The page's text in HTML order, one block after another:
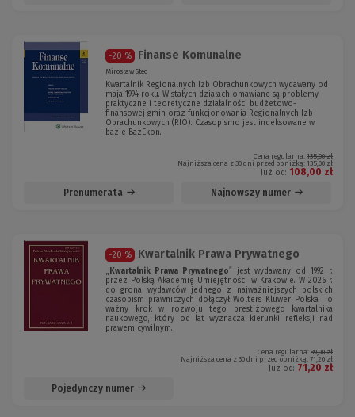
-20 % Finanse Komunalne
Mirosław Stec
Kwartalnik Regionalnych Izb Obrachunkowych wydawany od
maja 1994 roku. W stałych działach omawiane są problemy
praktyczne i teoretyczne działalności budżetowo-
finansowej gmin oraz funkcjonowania Regionalnych Izb
Obrachunkowych (RIO). Czasopismo jest indeksowane w
bazie BazEkon.
Cena regularna: 135,00 zł
Najniższa cena z 30 dni przed obniżką: 135,00 zł
Już od: 108,00 zł
Prenumerata
Najnowszy numer
-20 % Kwartalnik Prawa Prywatnego
„Kwartalnik Prawa Prywatnegoˮ jest wydawany od 1992 r.
przez Polską Akademię Umiejętności w Krakowie. W 2026 r.
do grona wydawców jednego z najważniejszych polskich
czasopism prawniczych dołączył Wolters Kluwer Polska. To
ważny krok w rozwoju tego prestiżowego kwartalnika
naukowego, który od lat wyznacza kierunki refleksji nad
prawem cywilnym.
Cena regularna: 89,00 zł
Najniższa cena z 30 dni przed obniżką: 71,20 zł
Już od: 71,20 zł
Pojedynczy numer